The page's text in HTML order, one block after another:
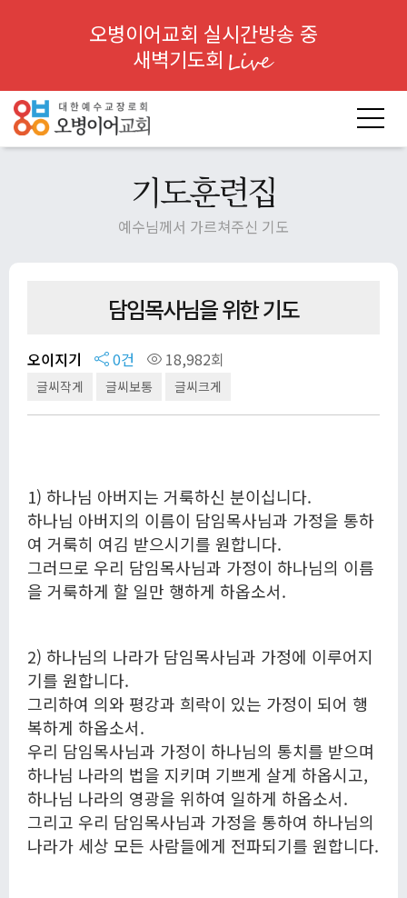
오병이어교회 실시간방송 중
새벽기도회
기도훈련집
예수님께서 가르쳐주신 기도
담임목사님을 위한 기도
오이지기 0건 18,982회
글씨작게 글씨보통 글씨크게
1) 하나님 아버지는 거룩하신 분이십니다.
하나님 아버지의 이름이 담임목사님과 가정을 통하
여 거룩히 여김 받으시기를 원합니다.
그러므로 우리 담임목사님과 가정이 하나님의 이름
을 거룩하게 할 일만 행하게 하옵소서.
2) 하나님의 나라가 담임목사님과 가정에 이루어지
기를 원합니다.
그리하여 의와 평강과 희락이 있는 가정이 되어 행
복하게 하옵소서.
우리 담임목사님과 가정이 하나님의 통치를 받으며
하나님 나라의 법을 지키며 기쁘게 살게 하옵시고,
하나님 나라의 영광을 위하여 일하게 하옵소서.
그리고 우리 담임목사님과 가정을 통하여 하나님의
나라가 세상 모든 사람들에게 전파되기를 원합니다.